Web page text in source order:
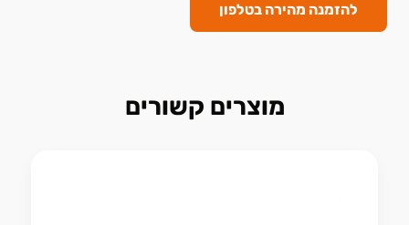
להזמנה מהירה בטלפון
מוצרים קשורים